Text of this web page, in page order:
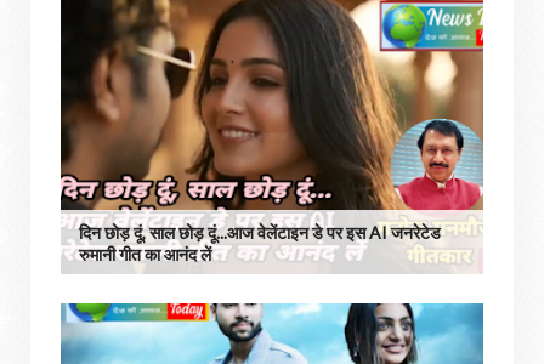
दिन छोड़ दूं, साल छोड़ दूं...आज वेलेंटाइन डे पर इस AI जनरेटेड
रुमानी गीत का आनंद लें